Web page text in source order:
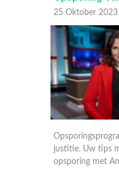
25 Oktober 2023
justitie. Uw tips
opsporing met